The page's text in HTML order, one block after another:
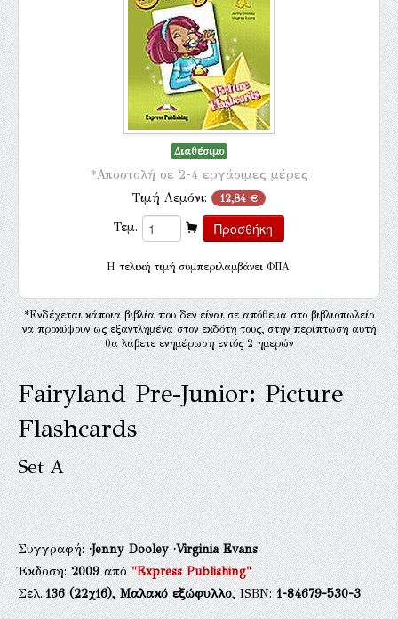
Διαθέσιμο
*Αποστολή σε 2-4 εργάσιμες μέρες
Τιμή Λεμόνι: 12,84 €
Τεμ.
H τελική τιμή συμπεριλαμβάνει ΦΠΑ.
*Ενδέχεται κάποια βιβλία που δεν είναι σε απόθεμα στο βιβλιοπωλείο
να προκύψουν ως εξαντλημένα στον εκδότη τους, στην περίπτωση αυτή
θα λάβετε ενημέρωση εντός 2 ημερών
Fairyland Pre-Junior: Picture
Flashcards
Set A
Συγγραφή:·Jenny Dooley·Virginia Evans
Έκδοση:2009από"Express Publishing"
Σελ.:136(22χ16), Μαλακό εξώφυλλο, ISBN:1-84679-530-3